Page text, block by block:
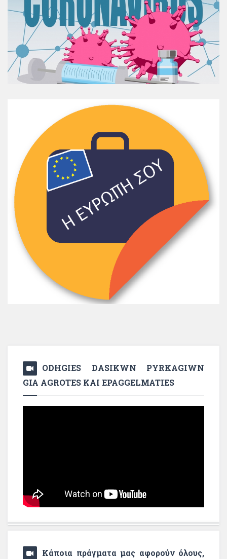
ODHGIES DASIKWN PYRKAGIWN
GIA AGROTES KAI EPAGGELMATIES
Κάποια πράγματα μας αφορούν όλους,